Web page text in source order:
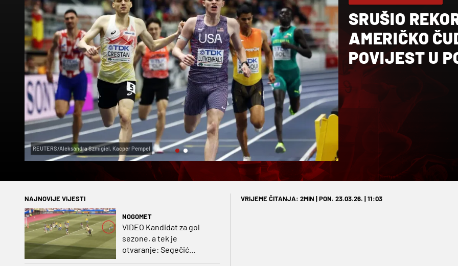
REUTERS/Aleksandra Szmigiel, Kacper Pempel
SRUŠIO
AMERIČKO
POVIJEST U
NAJNOVIJE VIJESTI
NOGOMET
VIDEO Kandidat za gol
sezone, a tek je
otvaranje: Segečić
bombom probio West
VRIJEME ČITANJA: 2MIN | PON. 23.03.26. | 11:03